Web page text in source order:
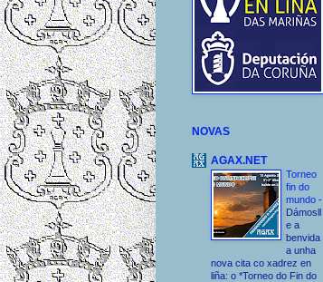
NOVAS
AGAX.NET
Torneo
fin do
mundo -
Dámosll
e a
benvida
a unha
nova cita co xadrez en
liña: o *Torneo do Fin do